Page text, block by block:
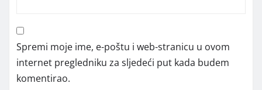
Spremi moje ime, e-poštu i web-stranicu u ovom
internet pregledniku za sljedeći put kada budem
komentirao.